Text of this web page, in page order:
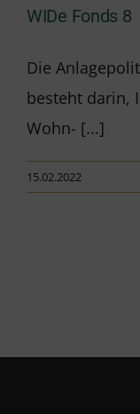
WIDe Fonds 8
Die
besteht darin,
Wohn- [...]
15.02.2022